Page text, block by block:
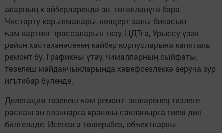
аларның к айберләрендә эш төгәлләнүгә бара.
Чистарту корылмалары, концерт залы бинасын
һәм картинг трассаларын төзү, ЦДТга, Урыссу үзәк
район хастаханәсенең кайбер корпусларына капиталь
ремонт бу. Графикны үтәү, чималларның сыйфаты,
төзелеш мәйданчыкларында хәвефсезлеккә аеруча зур
игътибар бүленде.
Делегация төзелеш һәм ремонт эшләренең тизлеге
расланган планнарга ярашлы сакланырга тиеш дип
билгеләде. Исегезгә төшерәбез, объектларны